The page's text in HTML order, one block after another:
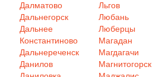
Далматово
Дальнегорск
Дальнее
Константиново
Дальнереченск
Данилов
Льгов
Любань
Люберцы
Магадан
Магдагачи
Магнитогорск